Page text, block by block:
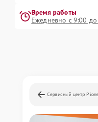
Время работы
Ежедневно с 9:00
Сервисный центр